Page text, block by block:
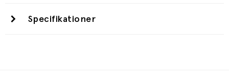
Specifikationer